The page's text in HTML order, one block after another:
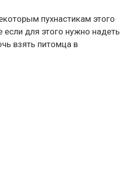
пухнастикам этого
для этого нужно надеть
взять питомца в